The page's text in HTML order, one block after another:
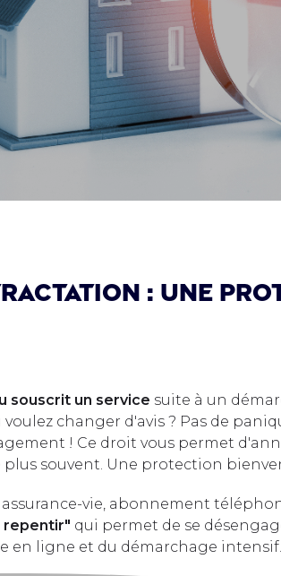
: une
souscrit un service suite à un
changer d'avis ? Pas de
! Ce droit vous permet
plus souvent. Une protection
vie, abonnement
repentir" qui permet de se
en ligne et du démarchage intensif.